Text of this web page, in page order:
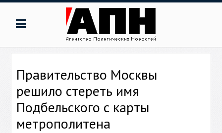
Правительство Москвы
решило стереть имя
Подбельского с карты
метрополитена